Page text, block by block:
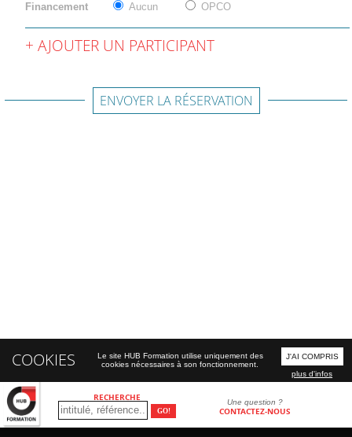
RECHERCHE Une question ?
CONTACTEZ-NOUS
Financement Aucun OPCO
AJOUTER UN PARTICIPANT
ENVOYER LA RÉSERVATION
COOKIES
Le site HUB Formation utilise uniquement des
cookies nécessaires à son fonctionnement.
J'AI COMPRIS
plus d'infos